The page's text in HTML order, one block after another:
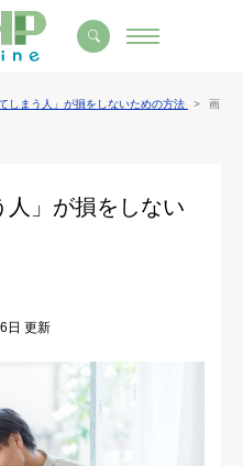
しまう人」が損をしないための方法
画
人」が損をしない
日 更新